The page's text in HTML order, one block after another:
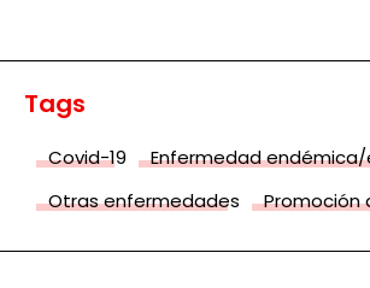
Tags
Covid-19
Enfermedad
Otras enfermedades
Promoción